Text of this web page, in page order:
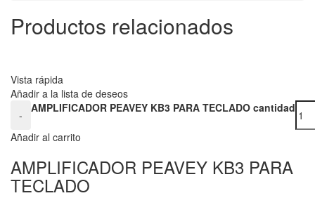
Productos relacionados
Vista rápida
Añadir a la lista de deseos
-
AMPLIFICADOR PEAVEY KB3 PARA TECLADO cantidad
Añadir al carrito
AMPLIFICADOR PEAVEY KB3 PARA
TECLADO